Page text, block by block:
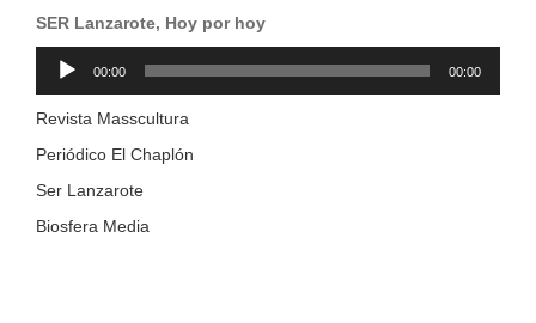
SER Lanzarote, Hoy por hoy
Reproductor
00:00 00:00
Revista Masscultura
Periódico El Chaplón
Ser Lanzarote
Biosfera Media